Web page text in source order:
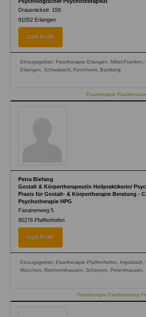
Drausnickstr. 159
91052 Erlangen
zum Profil
Einzugsgebiet: Paartherapie Erlangen, Mittel-Franken,
Erlangen, Schwabach, Forchheim, Bamberg
Paartherapie
Petra Biefang
Gestalt & Körpertherapeutin Heilpraktikerin/
Praxis für Gestalt- & Körpertherapie Beratung -
Psychotherapie HPG
Fasanenweg 5
85276 Pfaffenhofen
zum Profil
Einzugsgebiet: Paartherapie Pfaffenhofen, Ingolstadt,
München, Reichertshausen, Scheyern, Petershausen,
Paartherapie Paarberatung